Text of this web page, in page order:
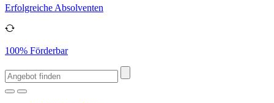
Erfolgreiche Absolventen
100% Förderbar